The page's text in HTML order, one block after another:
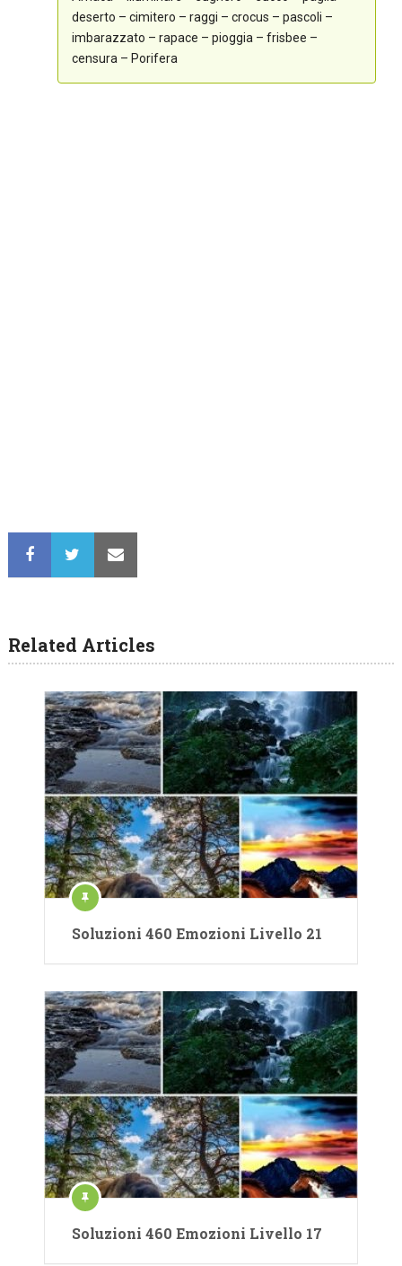
deserto – cimitero – raggi – crocus – pascoli –
imbarazzato – rapace – pioggia – frisbee –
censura – Porifera
Related Articles
Soluzioni 460 Emozioni Livello 21
Soluzioni 460 Emozioni Livello 17